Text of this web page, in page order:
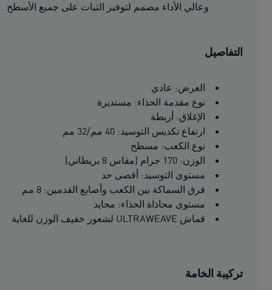
وعالي الأداء مصمم لتوفير الثبات على جميع الأسطح
التفاصيل
العرض: عادي
نوع مقدمة الحذاء: مستديرة
الإغلاق: أربطة
ارتفاع تكديس التوسيد: 40 مم/32 مم
نوع الكعب: مسطح
الوزن: 170 جرام (مقاس 8 بريطاني)
مستوى التوسيد: أقصى حد
فرق السماكة بين الكعب وأصابع القدمين: 8 مم
مستوى محاذاة الحذاء: محايد
قماش ULTRAWEAVE لشعور خفيف الوزن للغاية
تركيبة الخامة